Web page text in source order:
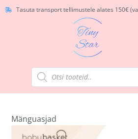
Tasuta transport tellimustele alates 150€
Mänguasjad